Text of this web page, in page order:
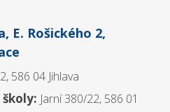
E. Rošického 2,
586 04 Jihlava
Jarní 380/22, 586 01